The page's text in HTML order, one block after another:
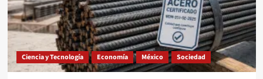
Ciencia y Tecnología Economía México Sociedad